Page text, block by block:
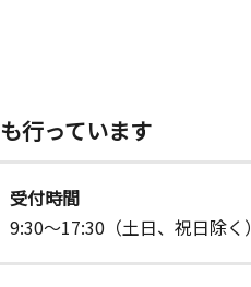
も行っています
受付時間
9:30～17:30（土日、祝日除く）